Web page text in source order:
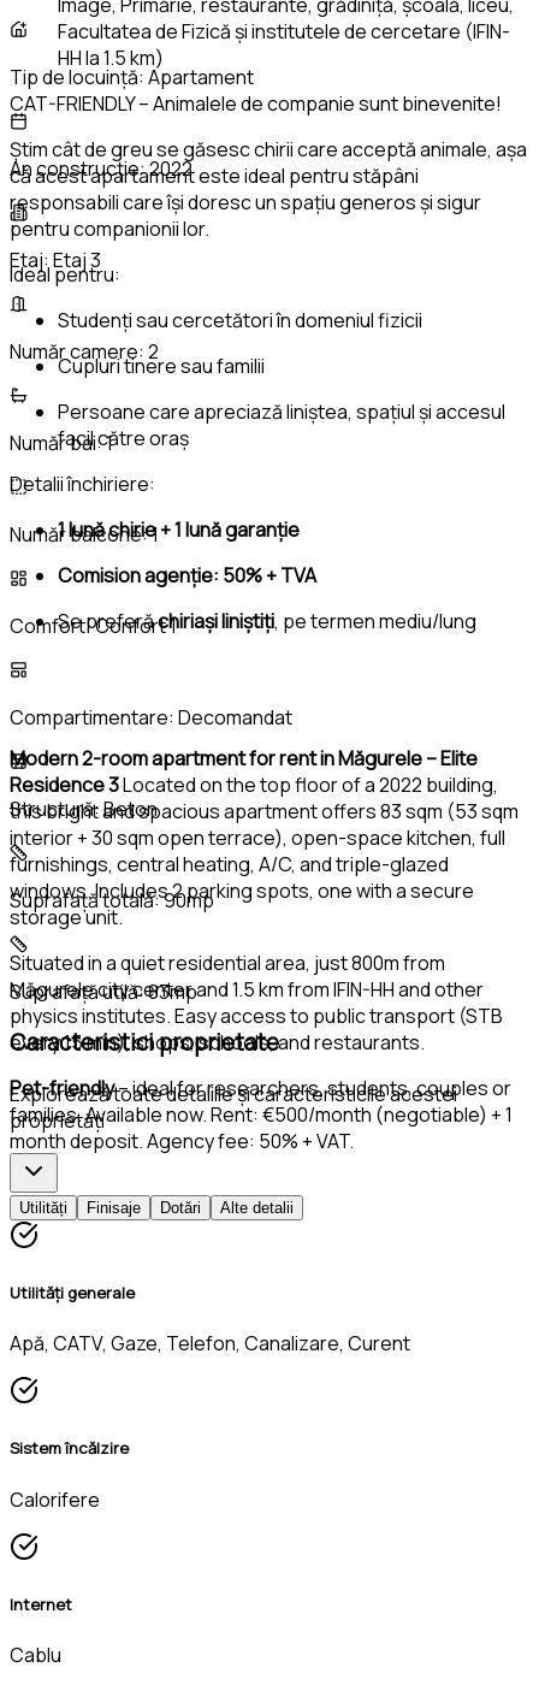
Facultatea de Fizică și institutele de cercetare (IFIN-
HH la 1.5 km)
CAT-FRIENDLY – Animalele de companie sunt binevenite!
Știm cât de greu se găsesc chirii care acceptă animale, așa
că acest apartament este ideal pentru stăpâni
responsabili care își doresc un spațiu generos și sigur
pentru companionii lor.
Ideal pentru:
Studenți sau cercetători în domeniul fizicii
Cupluri tinere sau familii
Persoane care apreciază liniștea, spațiul și accesul
facil către oraș
Detalii închiriere:
1 lună chirie + 1 lună garanție
Comision agenție: 50% + TVA
Se preferăchiriași liniștiți, pe termen mediu/lung
Modern 2-room apartment for rent in Măgurele – Elite
Residence 3Located on the top floor of a 2022 building,
this bright and spacious apartment offers 83 sqm (53 sqm
interior + 30 sqm open terrace), open-space kitchen, full
furnishings, central heating, A/C, and triple-glazed
windows. Includes 2 parking spots, one with a secure
storage unit.
Situated in a quiet residential area, just 800m from
Măgurele city center and 1.5 km from IFIN-HH and other
physics institutes. Easy access to public transport (STB
every 15 min), shops, schools, and restaurants.
Pet-friendly– ideal for researchers, students, couples or
families. Available now. Rent: €500/month (negotiable) + 1
month deposit. Agency fee: 50% + VAT.
Tip de locuință: Apartament
An construcție:2022
Etaj: Etaj 3
Număr camere: 2
Număr bai:1
Număr balcone:1
Comfort:Confort 1
Compartimentare: Decomandat
Structură:Beton
Suprafață totală:90mp
Suprafață utilă:83mp
Caracteristici proprietate
Explorează toate detaliile și caracteristicile acestei
proprietăți
Utilități Finisaje Dotări Alte detalii
Utilități generale
Apă, CATV, Gaze, Telefon, Canalizare, Curent
Sistem încălzire
Calorifere
Internet
Cablu